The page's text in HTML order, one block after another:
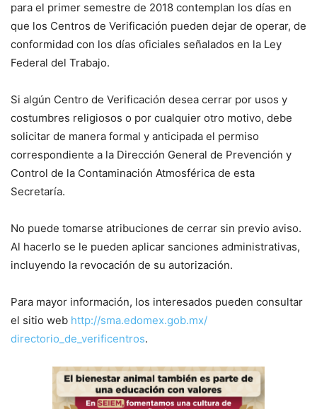
para el primer semestre de 2018 contemplan los días en
que los Centros de Verificación pueden dejar de operar, de
conformidad con los días oficiales señalados en la Ley
Federal del Trabajo.
Si algún Centro de Verificación desea cerrar por usos y
costumbres religiosos o por cualquier otro motivo, debe
solicitar de manera formal y anticipada el permiso
correspondiente a la Dirección General de Prevención y
Control de la Contaminación Atmosférica de esta
Secretaría.
No puede tomarse atribuciones de cerrar sin previo aviso.
Al hacerlo se le pueden aplicar sanciones administrativas,
incluyendo la revocación de su autorización.
Para mayor información, los interesados pueden consultar
el sitio web http://sma.edomex.gob.mx/
directorio_de_verificentros.